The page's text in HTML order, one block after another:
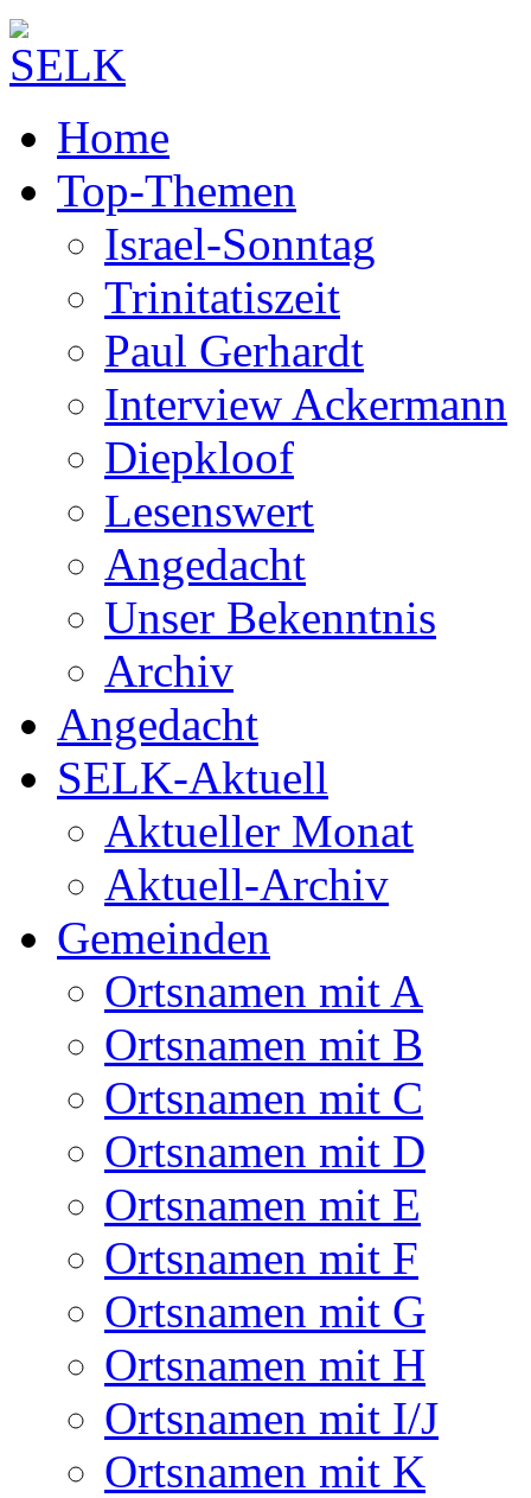
Home
Top-Themen
Israel-Sonntag
Trinitatiszeit
Paul Gerhardt
Interview Ackermann
Diepkloof
Lesenswert
Angedacht
Unser Bekenntnis
Archiv
Angedacht
SELK-Aktuell
Aktueller Monat
Aktuell-Archiv
Gemeinden
Ortsnamen mit A
Ortsnamen mit B
Ortsnamen mit C
Ortsnamen mit D
Ortsnamen mit E
Ortsnamen mit F
Ortsnamen mit G
Ortsnamen mit H
Ortsnamen mit I/J
Ortsnamen mit K